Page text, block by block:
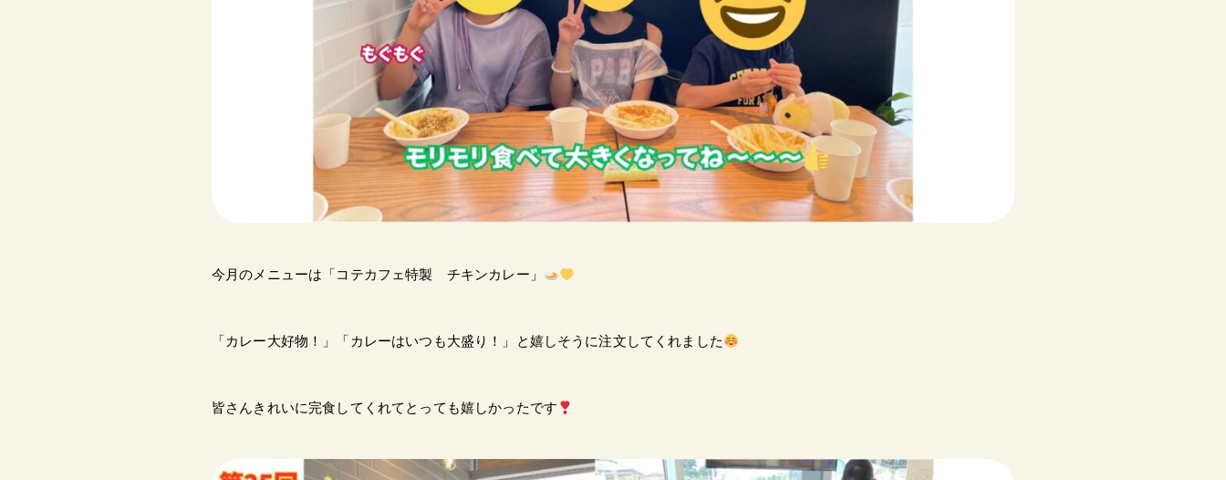
今月のメニューは「コテカフェ特製 チキンカレー」
「カレー大好物！」「カレーはいつも大盛り！」と嬉しそうに注文してくれました
皆さんきれいに完食してくれてとっても嬉しかったです